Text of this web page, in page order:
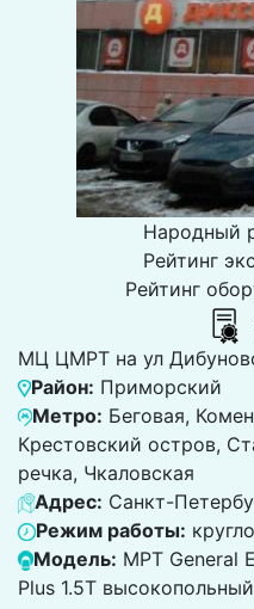
Народный
Рейтинг
Рейтинг
МЦ ЦМРТ на ул
Район: Приморский
Метро: Беговая,
Крестовский остров,
речка, Чкаловская
Адрес: Санкт-
Режим работы:
Модель: МРТ General
Plus 1.5T